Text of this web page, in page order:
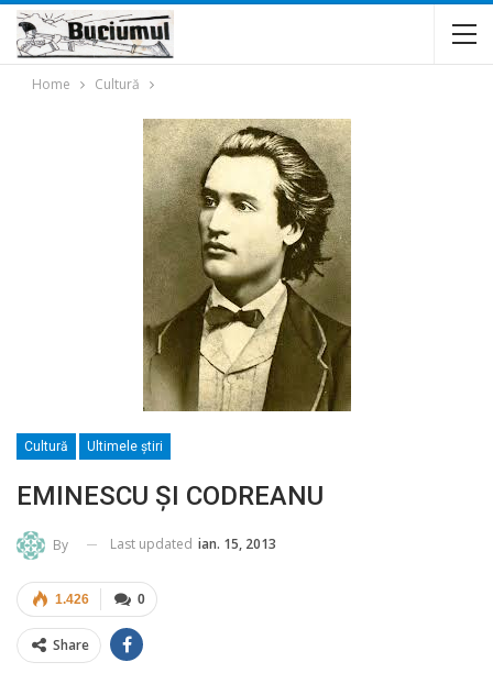
Home Cultură
Cultură Ultimele ştiri
EMINESCU ŞI CODREANU
By Last updated ian. 15, 2013
0
1.426
Share